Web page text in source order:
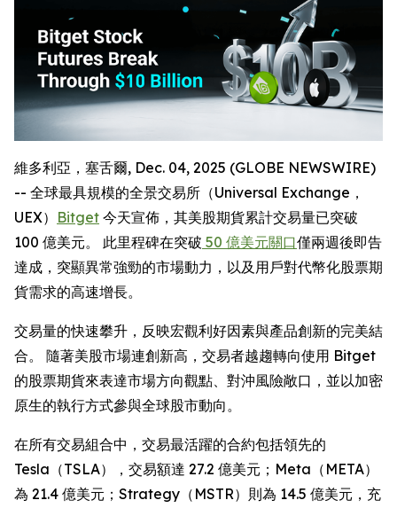
維多利亞，塞舌爾, Dec. 04, 2025 (GLOBE NEWSWIRE)
-- 全球最具規模的全景交易所（Universal Exchange，
UEX） Bitget 今天宣佈，其美股期貨累計交易量已突破
100 億美元。 此里程碑在突破 50 億美元關口僅兩週後即告
達成，突顯異常強勁的市場動力，以及用戶對代幣化股票期
貨需求的高速增長。
交易量的快速攀升，反映宏觀利好因素與產品創新的完美結
合。 隨著美股市場連創新高，交易者越趨轉向使用 Bitget
的股票期貨來表達市場方向觀點、對沖風險敞口，並以加密
原生的執行方式參與全球股市動向。
在所有交易組合中，交易最活躍的合約包括領先的
Tesla（TSLA），交易額達 27.2 億美元；Meta（META）
為 21.4 億美元；Strategy（MSTR）則為 14.5 億美元，充